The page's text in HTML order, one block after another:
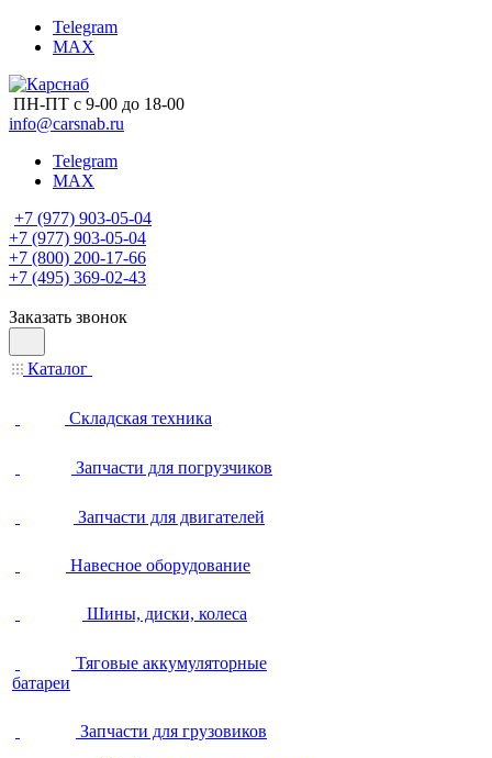
Telegram
MAX
ПН-ПТ с 9-00 до 18-00
info@carsnab.ru
Telegram
MAX
+7 (977) 903-05-04
+7 (977) 903-05-04
+7 (800) 200-17-66
+7 (495) 369-02-43
Заказать звонок
Каталог
Складская техника
Запчасти для погрузчиков
Запчасти для двигателей
Навесное оборудование
Шины, диски, колеса
Тяговые аккумуляторные
батареи
Запчасти для грузовиков